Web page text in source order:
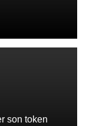
son token